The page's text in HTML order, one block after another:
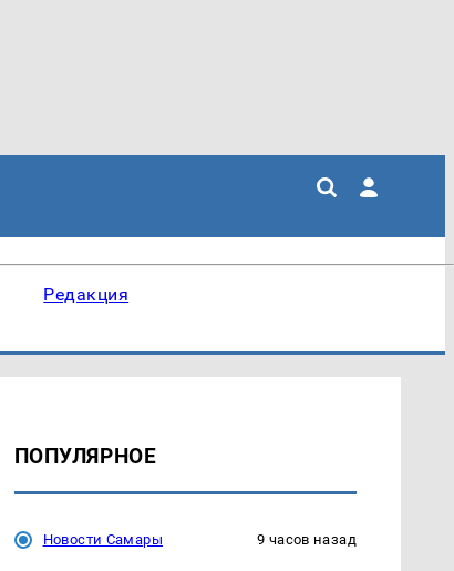
Редакция
ПОПУЛЯРНОЕ
Новости Самары 9 часов назад